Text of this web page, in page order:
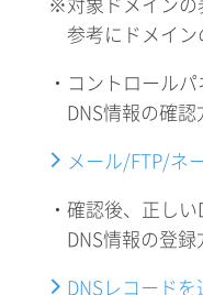
参考にドメイン
・コントロール
DNS情報の確
メール/FTP/ネ
・確認後、正し
DNS情報の登
DNSレコード